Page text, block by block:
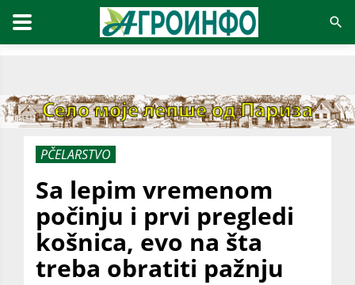
PČELARSTVO
Sa lepim vremenom
počinju i prvi pregledi
košnica, evo na šta
treba obratiti pažnju